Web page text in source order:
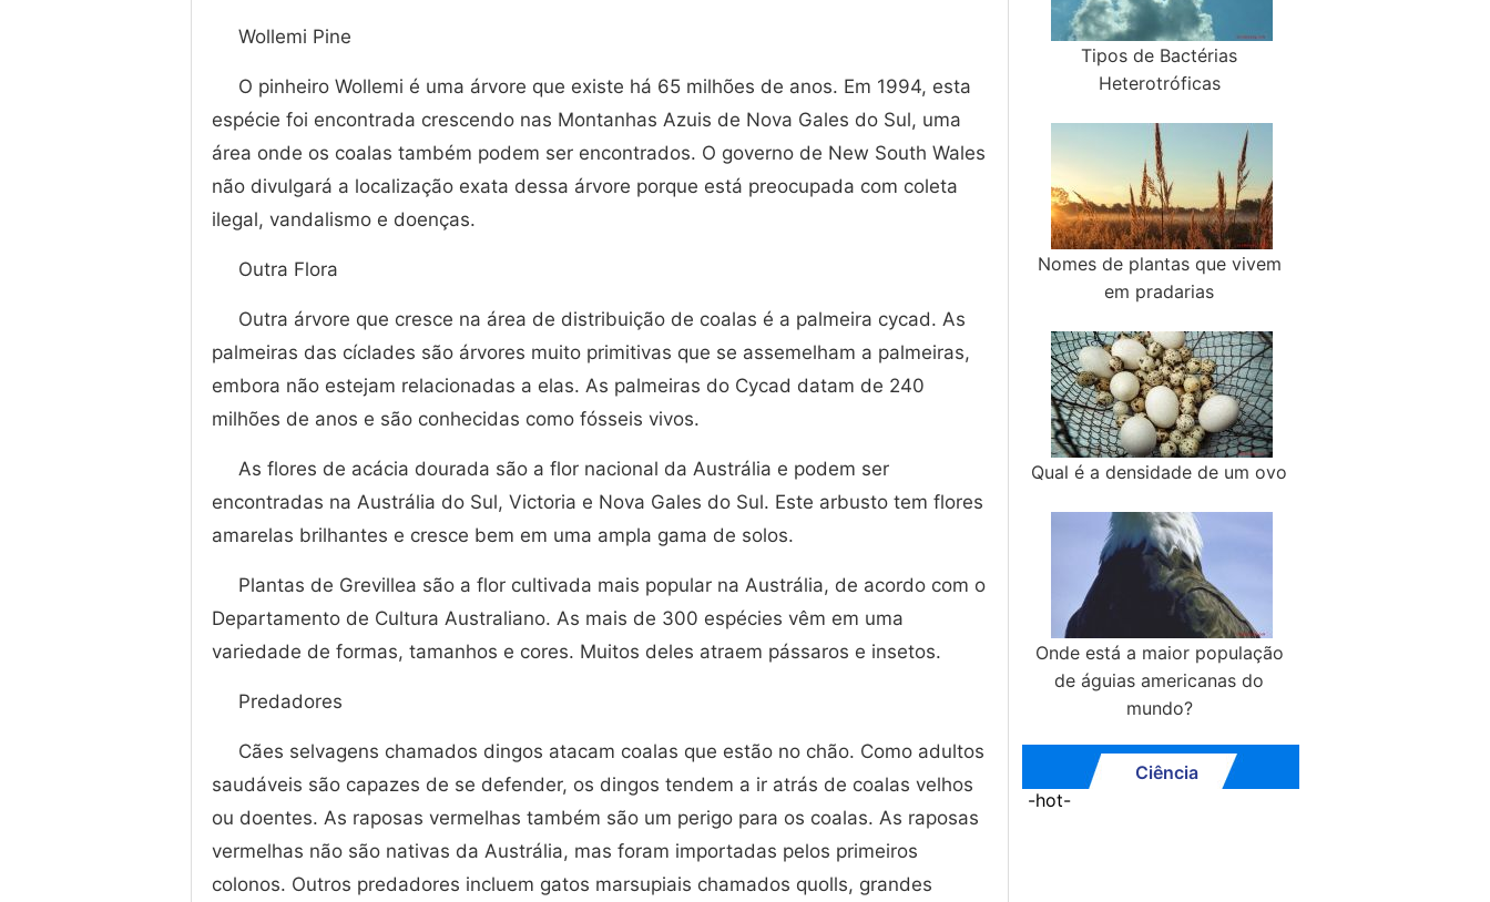
Wollemi Pine
O pinheiro Wollemi é uma árvore que existe há 65 milhões de anos. Em 1994, esta
espécie foi encontrada crescendo nas Montanhas Azuis de Nova Gales do Sul, uma
área onde os coalas também podem ser encontrados. O governo de New South Wales
não divulgará a localização exata dessa árvore porque está preocupada com coleta
ilegal, vandalismo e doenças.
Outra Flora
Outra árvore que cresce na área de distribuição de coalas é a palmeira cycad. As
palmeiras das cíclades são árvores muito primitivas que se assemelham a palmeiras,
embora não estejam relacionadas a elas. As palmeiras do Cycad datam de 240
milhões de anos e são conhecidas como fósseis vivos.
As flores de acácia dourada são a flor nacional da Austrália e podem ser
encontradas na Austrália do Sul, Victoria e Nova Gales do Sul. Este arbusto tem flores
amarelas brilhantes e cresce bem em uma ampla gama de solos.
Plantas de Grevillea são a flor cultivada mais popular na Austrália, de acordo com o
Departamento de Cultura Australiano. As mais de 300 espécies vêm em uma
variedade de formas, tamanhos e cores. Muitos deles atraem pássaros e insetos.
Predadores
Cães selvagens chamados dingos atacam coalas que estão no chão. Como adultos
saudáveis ​​são capazes de se defender, os dingos tendem a ir atrás de coalas velhos
ou doentes. As raposas vermelhas também são um perigo para os coalas. As raposas
vermelhas não são nativas da Austrália, mas foram importadas pelos primeiros
colonos. Outros predadores incluem gatos marsupiais chamados quolls, grandes
Tipos de Bactérias
Heterotróficas
Nomes de plantas que vivem
em pradarias
Qual é a densidade de um ovo
Onde está a maior população
de águias americanas do
mundo?
Ciência
-hot-